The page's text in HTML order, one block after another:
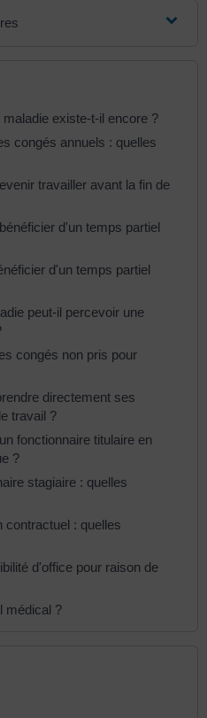
existe-t-il encore ?
congés annuels : quelles
travailler avant la fin de
d'un temps partiel
d'un temps partiel
peut-il percevoir une
congés non pris pour
directement ses
travail ?
fonctionnaire titulaire en
?
stagiaire : quelles
contractuel : quelles
d'office pour raison de
médical ?